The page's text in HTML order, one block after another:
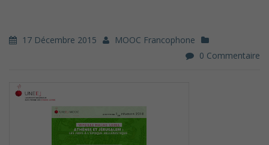
17 Décembre 2015
MOOC Francophone
0 Commentaire